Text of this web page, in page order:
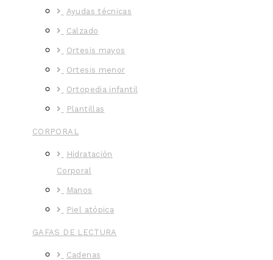
Ayudas técnicas
Calzado
Ortesis mayos
Ortesis menor
Ortopedia infantil
Plantillas
CORPORAL
Hidratación
Corporal
Manos
Piel atópica
GAFAS DE LECTURA
Cadenas